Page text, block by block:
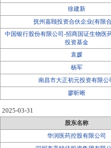
徐建新
抚州嘉颐投资合伙企业(有限
中国银行股份有限公司-招商国证生物医
投资基金
袁媛
杨军
南昌市大正初元投资有限公
廖昕晰
2025-03-31
股东名称
华润医药控股有限公司